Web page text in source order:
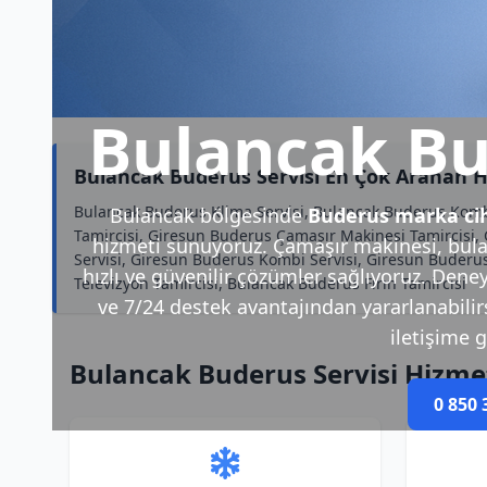
Bulancak
Bulancak bölgesindeBuderus marka
hizmeti sunuyoruz. Çamaşır makinesi,
hızlı ve güvenilir çözümler sağlıyoruz.
ve 7/24 destek avantajından
iletişime
0 850
Bulancak Buderus Servisi En Çok Aranan
Bulancak Buderus Klima Servisi, Bulancak Buderus
Tamircisi, Giresun Buderus Çamaşır Makinesi
Servisi, Giresun Buderus Kombi Servisi, Giresun
Televizyon Tamircisi, Bulancak Buderus Fırın Tamircisi
Bulancak Buderus Servisi